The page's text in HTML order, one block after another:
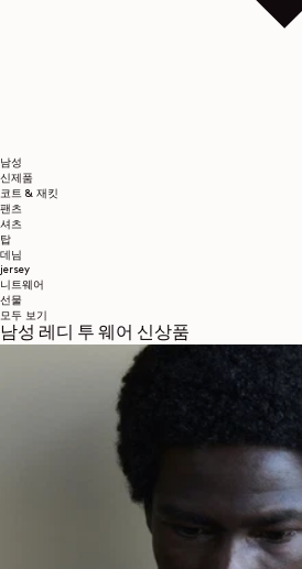
남성
신제품
코트 & 재킷
팬츠
셔츠
탑
데님
jersey
니트웨어
선물
모두 보기
남성 레디 투 웨어 신상품